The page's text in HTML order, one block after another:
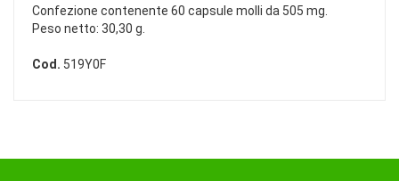
Confezione contenente 60 capsule molli da 505 mg.
Peso netto: 30,30 g.
Cod. 519Y0F